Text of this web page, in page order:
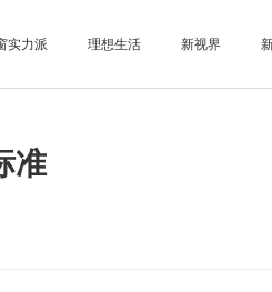
实力派 理想生活 新视界
准